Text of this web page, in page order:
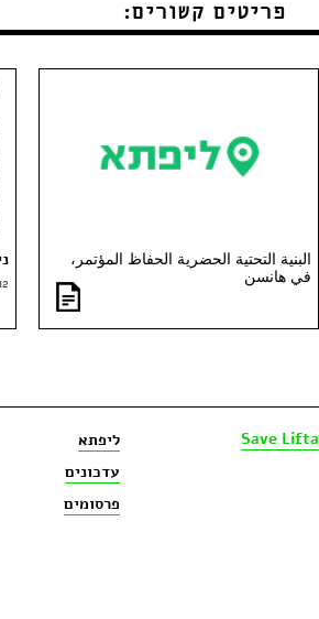
פריטים קשורים:
البنية التحتية الحضرية الحفاظ المؤتمر،
في هانسن
Save Lifta ליפתא
עדכונים
פרסומים